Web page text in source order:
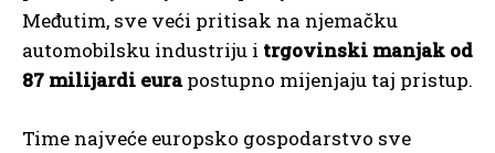
Međutim, sve veći pritisak na njemačku
automobilsku industriju i trgovinski manjak od
87 milijardi eurapostupno mijenjaju taj pristup.
Time najveće europsko gospodarstvo sve